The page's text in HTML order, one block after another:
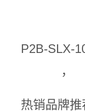
P2B-SLX-
，
热销品牌推